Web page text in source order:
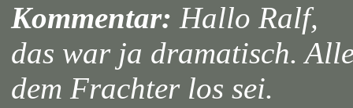
Kommentar: Hallo Ralf,
das war ja dramatisch.
dem Frachter los sei.